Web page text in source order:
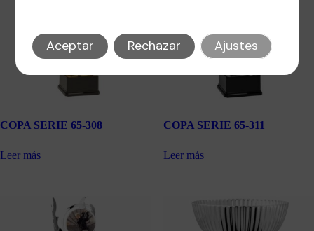
COPA SERIE 65-308
Leer más
COPA SERIE 65-311
Leer más
Aceptar Rechazar Ajustes